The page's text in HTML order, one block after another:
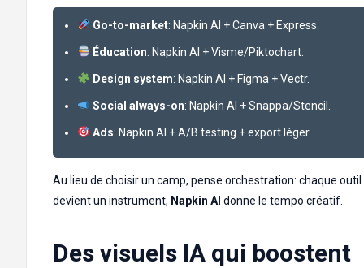
Go-to-market: Napkin AI + Canva + Express.
Éducation: Napkin AI + Visme/Piktochart.
Design system: Napkin AI + Figma + Vectr.
Social always-on: Napkin AI + Snappa/Stencil.
Ads: Napkin AI + A/B testing + export léger.
Au lieu de choisir un camp, pense orchestration: chaque outil
devient un instrument, Napkin AI donne le tempo créatif.
Des visuels IA qui boostent